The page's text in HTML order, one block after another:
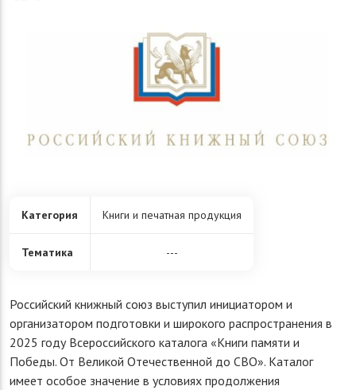
Категория Книги и печатная продукция
Тематика ---
Российский книжный союз выступил инициатором и
организатором подготовки и широкого распространения в
2025 году Всероссийского каталога «Книги памяти и
Победы. От Великой Отечественной до СВО». Каталог
имеет особое значение в условиях продолжения